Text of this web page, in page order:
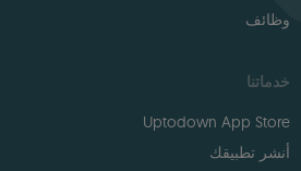
وظائف
خدماتنا
Uptodown App Store
أنشر تطبيقك